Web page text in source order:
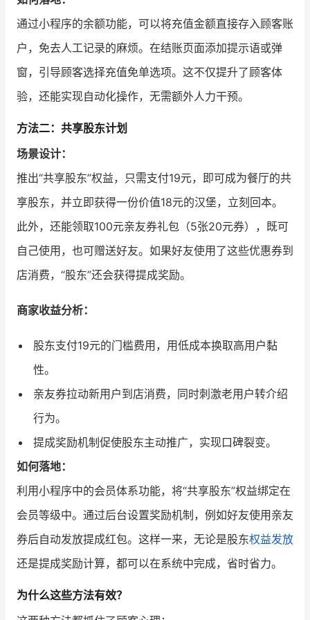
通过小程序的余额功能，可以将充值金额直接存入顾客账
户，免去人工记录的麻烦。在结账页面添加提示语或弹
窗，引导顾客选择充值免单选项。这不仅提升了顾客体
验，还能实现自动化操作，无需额外人力干预。
方法二：共享股东计划
场景设计：
推出“共享股东”权益，只需支付19元，即可成为餐厅的共
享股东，并立即获得一份价值18元的汉堡，立刻回本。
此外，还能领取100元亲友券礼包（5张20元券），既可
自己使用，也可赠送好友。如果好友使用了这些优惠券到
店消费，“股东”还会获得提成奖励。
商家收益分析：
股东支付19元的门槛费用，用低成本换取高用户黏
性。
亲友券拉动新用户到店消费，同时刺激老用户转介绍
行为。
提成奖励机制促使股东主动推广，实现口碑裂变。
如何落地：
利用小程序中的会员体系功能，将“共享股东”权益绑定在
会员等级中。通过后台设置奖励机制，例如好友使用亲友
券后自动发放提成红包。这样一来，无论是股东权益发放
还是提成奖励计算，都可以在系统中完成，省时省力。
为什么这些方法有效？